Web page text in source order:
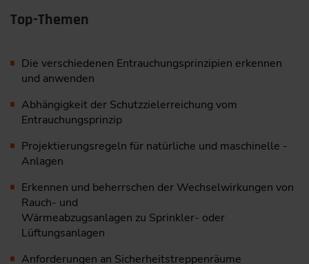
Top-Themen
Die verschiedenen Entrauchungsprinzipien erkennen
und anwenden
Abhängigkeit der Schutzzielerreichung vom
Entrauchungsprinzip
Projektierungsregeln für natürliche und maschinelle ­
Anlagen
Erkennen und beherrschen der Wechselwirkungen von
Rauch- und
Wärmeabzugsanlagen zu Sprinkler- oder
Lüftungsanlagen
Anforderungen an Sicherheitstreppenräume